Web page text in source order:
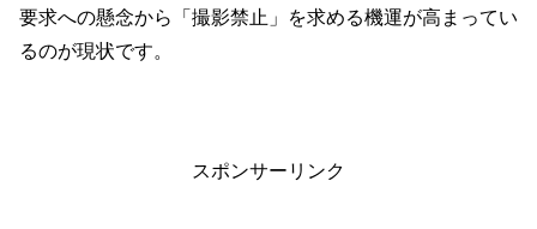
要求への懸念から「撮影禁止」を求める機運が高まってい
るのが現状です。
スポンサーリンク